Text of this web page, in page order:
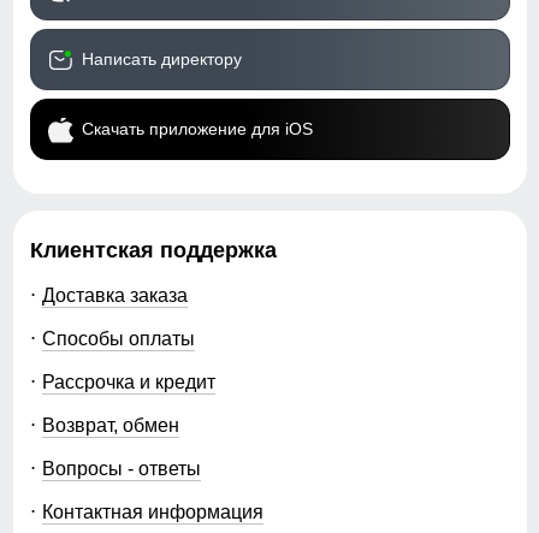
Написать директору
Скачать приложение для iOS
Клиентская поддержка
Доставка заказа
Способы оплаты
Рассрочка и кредит
Возврат, обмен
Вопросы - ответы
Контактная информация